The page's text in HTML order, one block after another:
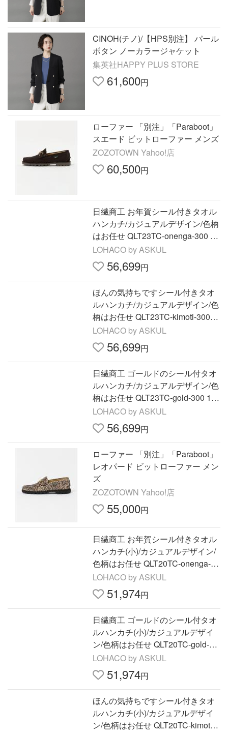
CINOH(チノ)/【HPS別注】 パール
ボタン ノーカラージャケット
集英社HAPPY PLUS STORE
61,600円
ローファー 「別注」「Paraboot」
スエード ビットローファー メンズ
ZOZOTOWN Yahoo!店
60,500円
日繊商工 お年賀シール付きタオル
ハンカチ/カジュアルデザイン/色柄
はお任せ QLT23TC-onenga-300 1
箱(300個入)（直送品）
LOHACO by ASKUL
56,699円
ほんの気持ちですシール付きタオ
ルハンカチ/カジュアルデザイン/色
柄はお任せ QLT23TC-kimoti-300 1
箱(300個入)（直送品）
LOHACO by ASKUL
56,699円
日繊商工 ゴールドのシール付タオ
ルハンカチ/カジュアルデザイン/色
柄はお任せ QLT23TC-gold-300 1箱
(300個入)（直送品）
LOHACO by ASKUL
56,699円
ローファー 「別注」「Paraboot」
レオパード ビットローファー メン
ズ
ZOZOTOWN Yahoo!店
55,000円
日繊商工 お年賀シール付きタオル
ハンカチ(小)/カジュアルデザイン/
色柄はお任せ QLT20TC-onenga-30
0 1箱(300個入)（直送品）
LOHACO by ASKUL
51,974円
日繊商工 ゴールドのシール付タオ
ルハンカチ(小)/カジュアルデザイ
ン/色柄はお任せ QLT20TC-gold-30
0 1箱(300個入)（直送品）
LOHACO by ASKUL
51,974円
ほんの気持ちですシール付きタオ
ルハンカチ(小)/カジュアルデザイ
ン/色柄はお任せ QLT20TC-kimoti-3